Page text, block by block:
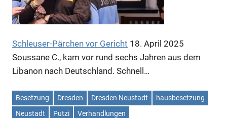
Schleuser-Pärchen vor Gericht 18. April 2025
Soussane C., kam vor rund sechs Jahren aus dem
Libanon nach Deutschland. Schnell…
Besetzung Dresden Dresden Neustadt
hausbesetzung
Neustadt
Putzi Verhandlungen